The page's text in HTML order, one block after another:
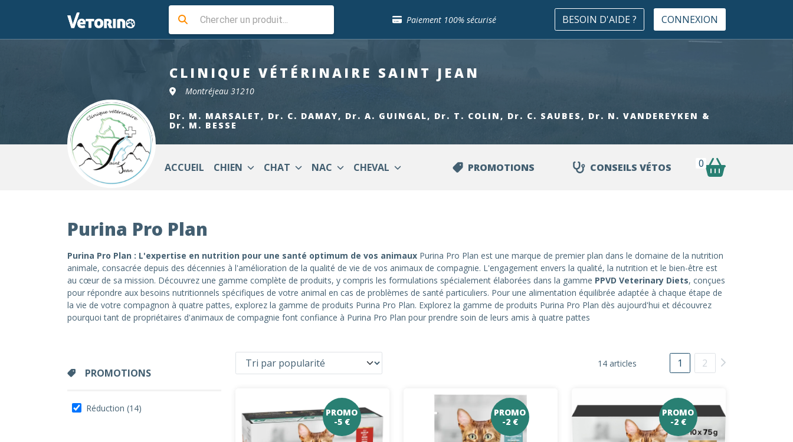
Paiement 100% sécurisé
Paiement 100% sécurisé
Sélection de croquettes vétérinaire
BESOIN D'AIDE ? CONNEXION
CLINIQUE VÉTÉRINAIRE SAINT JEAN
Montréjeau 31210
Dr. M. MARSALET, Dr. C. DAMAY, Dr. A. GUINGAL, Dr. T. COLIN, Dr. C. SAUBES, Dr. N. VANDEREYKEN &
Dr. M. BESSE
ACCUEIL CHIEN CHAT NAC CHEVAL PROMOTIONS CONSEILS VÉTOS 0
Purina Pro Plan
Purina Pro Plan : L'expertise en nutrition pour une santé optimum de vos animaux Purina Pro Plan est une marque de premier plan dans le domaine de la nutrition
animale, consacrée depuis des décennies à l'amélioration de la qualité de vie de vos animaux de compagnie. L'engagement envers la qualité, la nutrition et le bien-être est
au cœur de sa mission. Découvrez une gamme complète de produits, y compris les formulations spécialement élaborées dans la gamme PPVD Veterinary Diets, conçues
pour répondre aux besoins nutritionnels spécifiques de votre animal en cas de problèmes de santé particuliers. Pour une alimentation équilibrée adaptée à chaque étape de
la vie de votre compagnon à quatre pattes, explorez la gamme de produits Purina Pro Plan. Explorez la gamme de produits Purina Pro Plan dès aujourd'hui et découvrez
pourquoi tant de propriétaires d'animaux de compagnie font confiance à Purina Pro Plan pour prendre soin de leurs amis à quatre pattes
PROMOTIONS
Réduction (14)
14 articles 1 2
PROMO
-5 €
PROMO
-2 €
PROMO
-2 €